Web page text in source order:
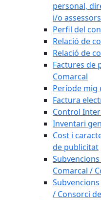
personal,
i/o assessors
Perfil del
Relació de
Relació de
Factures de
Comarcal
Període
Factura
Control
Inventari
Cost i
de publicitat
Comarcal /
/ Consorci